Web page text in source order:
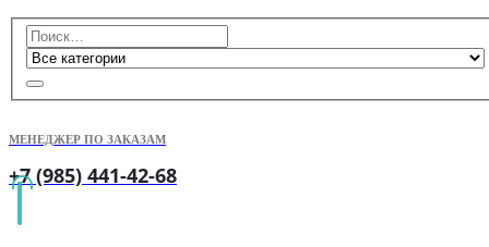
МЕНЕДЖЕР ПО ЗАКАЗАМ
+7 (985) 441-42-68